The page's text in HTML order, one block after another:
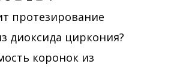
протезирование
диоксида циркония?
коронок из